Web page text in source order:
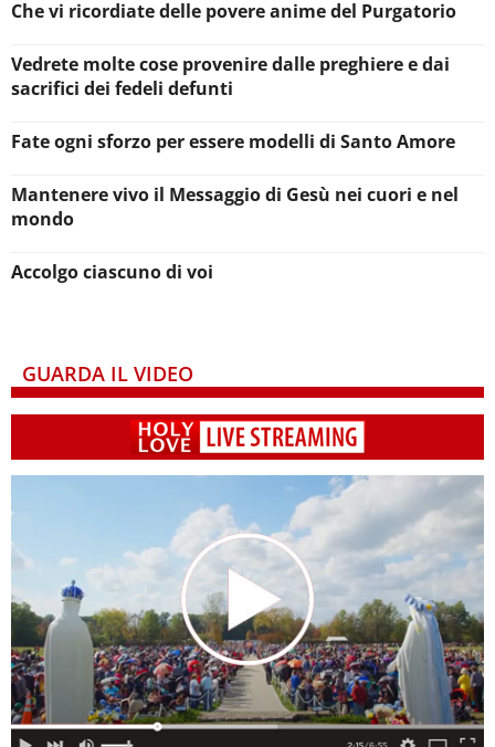
Che vi ricordiate delle povere anime del Purgatorio
Vedrete molte cose provenire dalle preghiere e dai
sacrifici dei fedeli defunti
Fate ogni sforzo per essere modelli di Santo Amore
Mantenere vivo il Messaggio di Gesù nei cuori e nel
mondo
Accolgo ciascuno di voi
GUARDA IL VIDEO